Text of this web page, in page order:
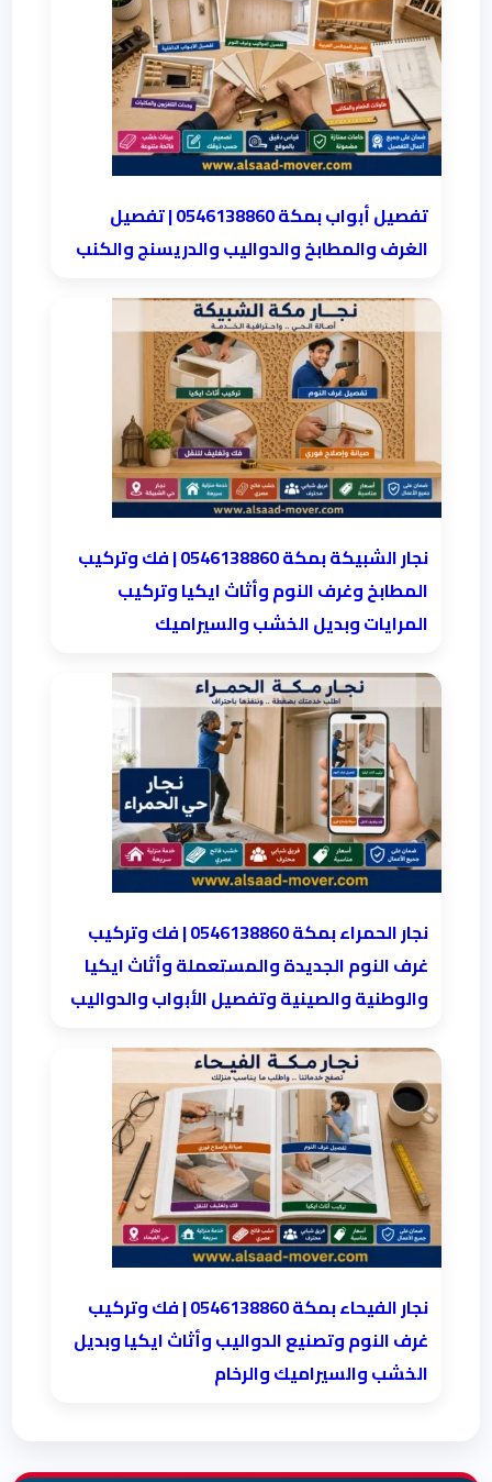
تفصيل أبواب بمكة 0546138860 | تفصيل
الغرف والمطابخ والدواليب والدريسنج والكنب
نجار الشبيكة بمكة 0546138860⁩ | فك وتركيب
المطابخ وغرف النوم وأثاث ايكيا وتركيب
المرايات وبديل الخشب والسيراميك
نجار الحمراء بمكة 0546138860⁩ | فك وتركيب
غرف النوم الجديدة والمستعملة وأثاث ايكيا
والوطنية والصينية وتفصيل الأبواب والدواليب
نجار الفيحاء بمكة 0546138860⁩ | فك وتركيب
غرف النوم وتصنيع الدواليب وأثاث ايكيا وبديل
الخشب والسيراميك والرخام